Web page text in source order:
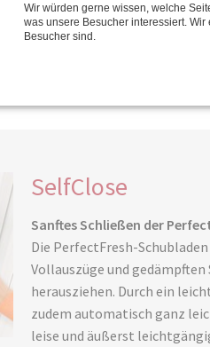
Einschubebene positioniert
Lebensmittel kann die
SelfClose
Sanftes Schließen der
Die PerfectFresh-
Vollauszüge und
herausziehen. Durch ein
zudem automatisch ganz
leise und äußerst
Wir würden gerne wissen, welche
was unsere Besucher interessiert. Wir
Besucher sind.